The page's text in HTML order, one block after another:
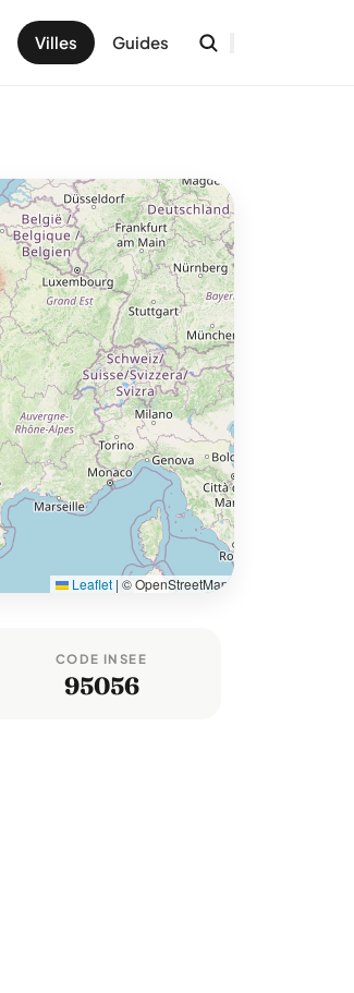
Villes Guides
Leaflet | © OpenStreetMap
CODE INSEE
95056